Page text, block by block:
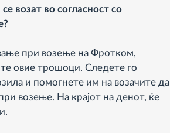
возат во согласност со
при возење на Фротком,
овие трошоци. Следете го
и помогнете им на возачите да
возење. На крајот на денот, ќе